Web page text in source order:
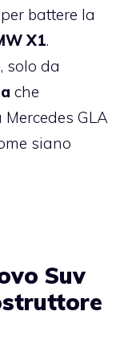
battere la
X1.
solo da
che
GLA
siano
Suv